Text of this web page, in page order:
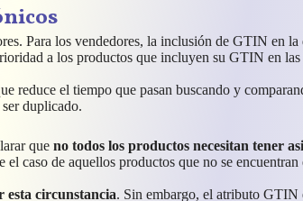
Para los vendedores, la inclusión de GTIN en
a los productos que incluyen su GTIN en
reduce el tiempo que pasan buscando y
duplicado.
que no todos los productos necesitan tener
caso de aquellos productos que no se
esta circunstancia. Sin embargo, el atributo GTIN